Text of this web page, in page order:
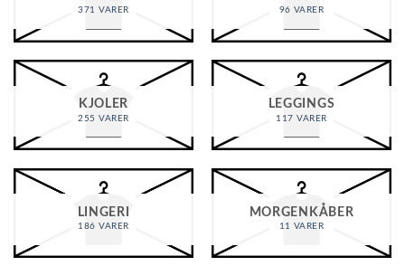
371 VARER 96 VARER
KJOLER
255 VARER
LEGGINGS
117 VARER
LINGERI
186 VARER
MORGENKÅBER
11 VARER